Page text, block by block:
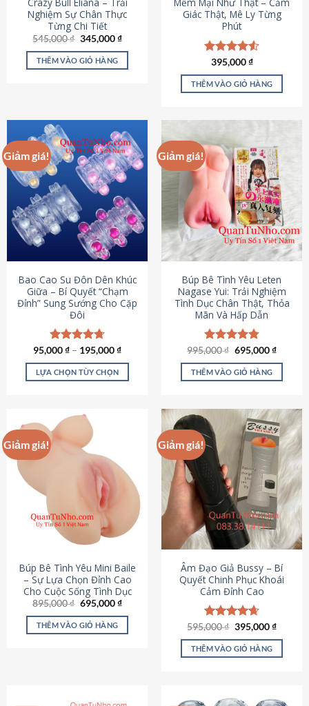
Crazy Bull Eliana – Trải
Nghiệm Sự Chân Thực
Từng Chi Tiết
545,000₫ Giá
là:
545,000 ₫.
345,000₫Giá
tại
THÊM VÀO GIỎ HÀNG
Mềm Mại Như Thật – Cảm
Giác Thật, Mê Ly Từng
Phút
Được xếp
hạng4.53
5 sao
395,000₫
THÊM VÀO GIỎ HÀNG
Giảm giá!
Bao Cao Su Đôn Dên Khúc
Giữa – Bí Quyết “Chạm
Đỉnh” Sung Sướng Cho Cặp
Đôi
Được xếp
hạng4.70
5 sao
95,000₫ – 195,000₫
LỰA CHỌN TÙY CHỌN
này
nhiều
biến
thể.
chọn
thể
chọn
trên
trang
sản
phẩm
Giảm giá!
Búp Bê Tình Yêu Leten
Nagase Yui: Trải Nghiệm
Tình Dục Chân Thật, Thỏa
Mãn Và Hấp Dẫn
Được xếp
hạng4.80
5 sao
995,000₫ Giá
là:
995,000 ₫.
695,000₫Giá
tại
THÊM VÀO GIỎ HÀNG
Giảm giá!
Búp Bê Tình Yêu Mini Baile
– Sự Lựa Chọn Đỉnh Cao
Cho Cuộc Sống Tình Dục
895,000₫ Giá
là:
895,000 ₫.
695,000₫Giá
tại
THÊM VÀO GIỎ HÀNG
Giảm giá!
Âm Đạo Giả Bussy – Bí
Quyết Chinh Phục Khoái
Cảm Đỉnh Cao
Được xếp
hạng4.64
5 sao
595,000₫ Giá
là:
595,000 ₫.
395,000₫Giá
tại
THÊM VÀO GIỎ HÀNG